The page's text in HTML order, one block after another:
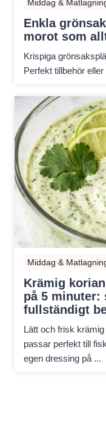
Middag &
Enkla
morot som
Krispiga
Perfekt tillbehör
Middag &
Krämig
på 5 minuter:
fullständigt
Lätt och frisk
passar perfekt till
egen dressing på ...